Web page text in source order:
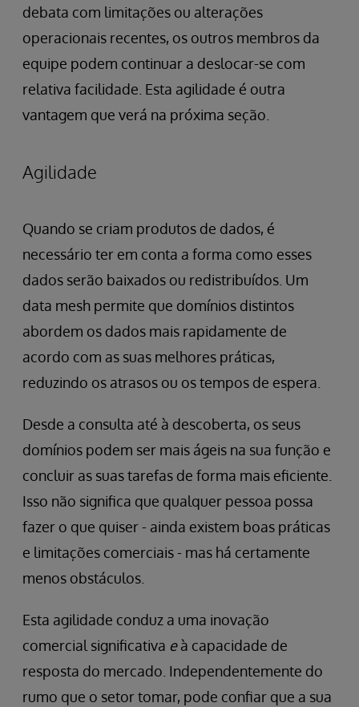
debata com limitações ou alterações
operacionais recentes, os outros membros da
equipe podem continuar a deslocar-se com
relativa facilidade. Esta agilidade é outra
vantagem que verá na próxima seção.
Agilidade
Quando se criam produtos de dados, é
necessário ter em conta a forma como esses
dados serão baixados ou redistribuídos. Um
data mesh permite que domínios distintos
abordem os dados mais rapidamente de
acordo com as suas melhores práticas,
reduzindo os atrasos ou os tempos de espera.
Desde a consulta até à descoberta, os seus
domínios podem ser mais ágeis na sua função e
concluir as suas tarefas de forma mais eficiente.
Isso não significa que qualquer pessoa possa
fazer o que quiser - ainda existem boas práticas
e limitações comerciais - mas há certamente
menos obstáculos.
Esta agilidade conduz a uma inovação
comercial significativa eà capacidade de
resposta do mercado. Independentemente do
rumo que o setor tomar, pode confiar que a sua